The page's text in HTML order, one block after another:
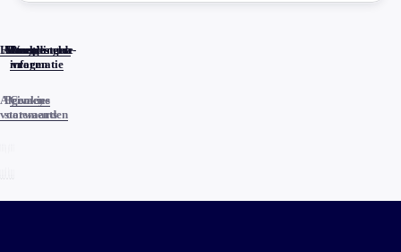
Home
Actueel
Uitzendingen
Reacties
Programma-
informatie
Veelgestelde
vragen
Algemene
voorwaarden
Privacy
statements
Cookies